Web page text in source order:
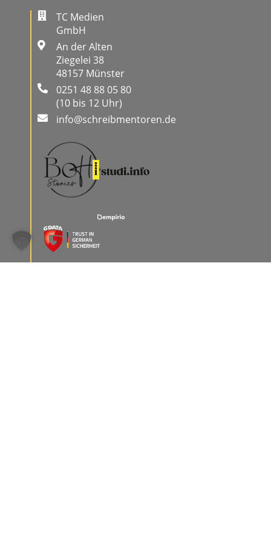
TC Medien
GmbH
An der Alten
Ziegelei 38
48157 Münster
0251 48 88 05 80
(10 bis 12 Uhr)
info@schreibmentoren.de